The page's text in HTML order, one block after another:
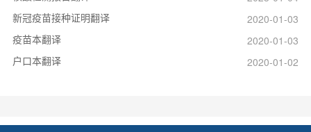
新冠疫苗接种证明翻译
2020-01-03
疫苗本翻译
2020-01-03
户口本翻译
2020-01-02